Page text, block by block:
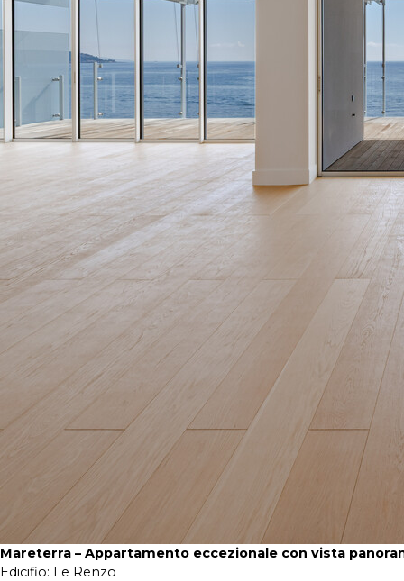
Mareterra – Appartamento eccezionale con vista
Edicifio: Le Renzo